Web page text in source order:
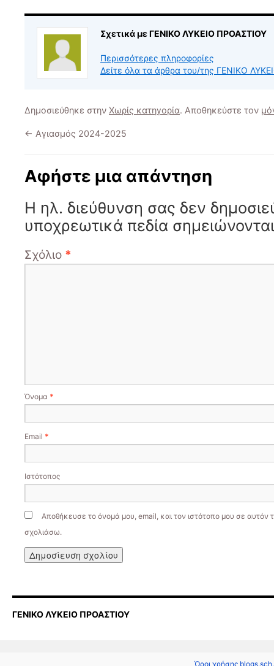
Σχετικά με ΓΕΝΙΚΟ ΛΥΚΕΙΟ ΠΡΟΑΣΤΙΟΥ
Περισσότερες πληροφορίες
Δείτε όλα τα άρθρα του/της ΓΕΝΙΚΟ
Δημοσιεύθηκε στην Χωρίς κατηγορία. Αποθηκεύστε τον
← Αγιασμός 2024-2025
Αφήστε μια απάντηση
Η ηλ. διεύθυνση σας δεν
υποχρεωτικά πεδία
Σχόλιο *
Όνομα *
Email *
Ιστότοπος
Αποθήκευσε το όνομά μου, email, και τον ιστότοπο μου σε αυτόν
σχολιάσω.
ΓΕΝΙΚΟ ΛΥΚΕΙΟ ΠΡΟΑΣΤΙΟΥ
Όροι χρήσης